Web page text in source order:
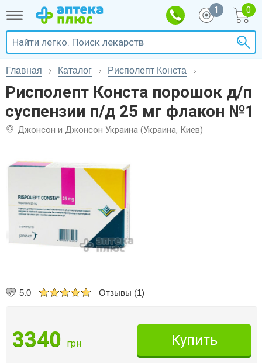
1
Главная Каталог Рисполепт Конста
Рисполепт Конста порошок д/п
суспензии п/д 25 мг флакон №1
Джонсон и Джонсон Украина (Украина, Киев)
5.0 Отзывы (1)
3340 грн Купить